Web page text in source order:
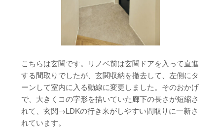
こちらは玄関です。リノベ前は玄関ドアを入って直進
する間取りでしたが、玄関収納を撤去して、左側にタ
ーンして室内に入る動線に変更しました。そのおかげ
で、大きくコの字形を描いていた廊下の長さが短縮さ
れて、玄関→LDKの行き来がしやすい間取りに一新さ
れています。